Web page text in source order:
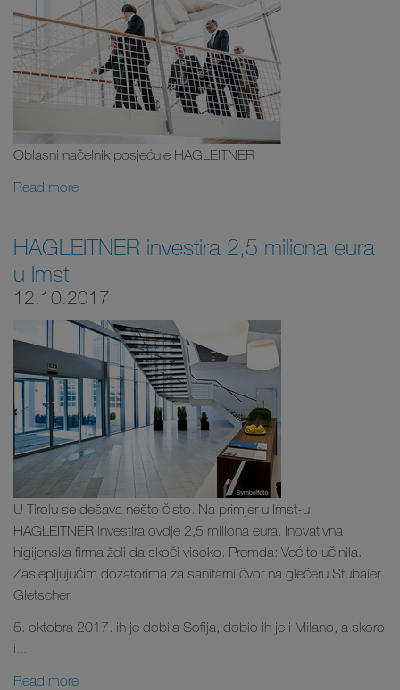
Oblasni načelnik posjećuje HAGLEITNER
Read more
HAGLEITNER investira 2,5 miliona eura
u Imst
12.10.2017
U Tirolu se dešava nešto čisto. Na primjer u Imst-u.
HAGLEITNER investira ovdje 2,5 miliona eura. Inovativna
higijenska firma želi da skoči visoko. Premda: Već to učinila.
Zaslepljujućim dozatorima za sanitarni čvor na glečeru Stubaier
Gletscher.
5. oktobra 2017. ih je dobila Sofija, dobio ih je i Milano, a skoro
i...
Read more